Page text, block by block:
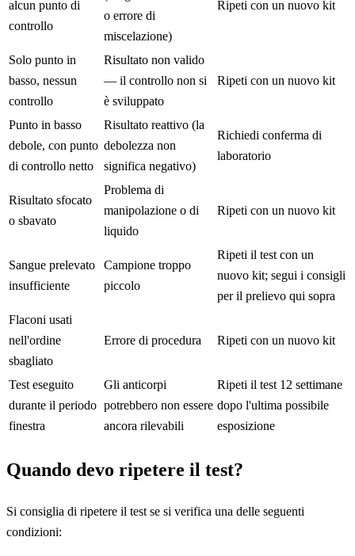
alcun punto di
controllo
o errore di
miscelazione)
Ripeti con un nuovo kit
Solo punto in
basso, nessun
controllo
Risultato non valido
— il controllo non si
è sviluppato
Ripeti con un nuovo kit
Punto in basso
debole, con punto
di controllo netto
Risultato reattivo (la
debolezza non
significa negativo)
Richiedi conferma di
laboratorio
Risultato sfocato
o sbavato
Problema di
manipolazione o di
liquido
Ripeti con un nuovo kit
Sangue prelevato
insufficiente
Campione troppo
piccolo
Ripeti il test con un
nuovo kit; segui i consigli
per il prelievo qui sopra
Flaconi usati
nell'ordine
sbagliato
Errore di procedura Ripeti con un nuovo kit
Test eseguito
durante il periodo
finestra
Gli anticorpi
potrebbero non essere
ancora rilevabili
Ripeti il test 12 settimane
dopo l'ultima possibile
esposizione
Quando devo ripetere il test?
Si consiglia di ripetere il test se si verifica una delle seguenti
condizioni: